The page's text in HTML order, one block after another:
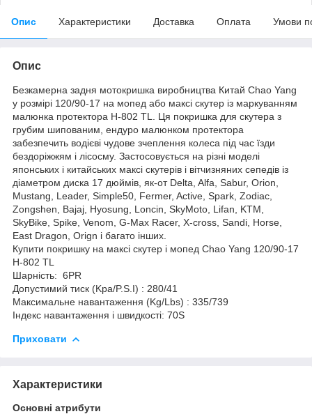
Опис Характеристики Доставка Оплата Умови
Опис
Безкамерна задня мотокришка виробництва Китай Chao Yang
у розмірі 120/90-17 на мопед або максі скутер із маркуванням
малюнка протектора H-802 TL. Ця покришка для скутера з
грубим шипованим, ендуро малюнком протектора
забезпечить водієві чудове зчеплення колеса під час їзди
бездоріжжям і лісосму. Застосовується на різні моделі
японських і китайських максі скутерів і вітчизняних сепедів із
діаметром диска 17 дюймів, як-от Delta, Alfa, Sabur, Orion,
Mustang, Leader, Simple50, Fermer, Active, Spark, Zodiac,
Zongshen, Bajaj, Hyosung, Loncin, SkyMoto, Lifan, KTM,
SkyBike, Spike, Venom, G-Max Racer, X-cross, Sandi, Horse,
East Dragon, Orign і багато інших.
Купити покришку на максі скутер і мопед Chao Yang 120/90-17
H-802 TL
Шарність: 6PR
Допустимий тиск (Kpa/P.S.I) : 280/41
Максимальне навантаження (Kg/Lbs) : 335/739
Індекс навантаження і швидкості: 70S
Приховати
Характеристики
Основні атрибути